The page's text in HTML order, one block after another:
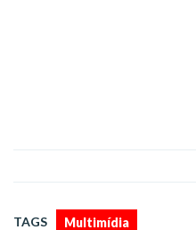
TAGS Multimídia